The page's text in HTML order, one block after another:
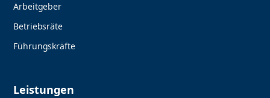
Arbeitgeber
Betriebsräte
Führungskräfte
Leistungen